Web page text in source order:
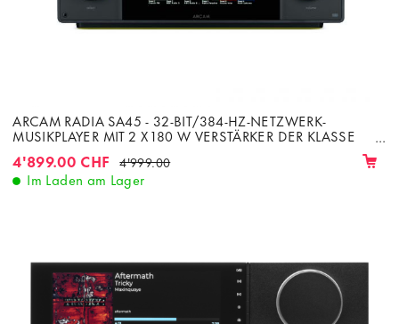
ARCAM RADIA SA45 - 32-BIT/384-HZ-NETZWERK-
MUSIKPLAYER MIT 2 X 180 W VERSTÄRKER DER KLASSE
4'899.00 CHF 4'999.00
Im Laden am Lager